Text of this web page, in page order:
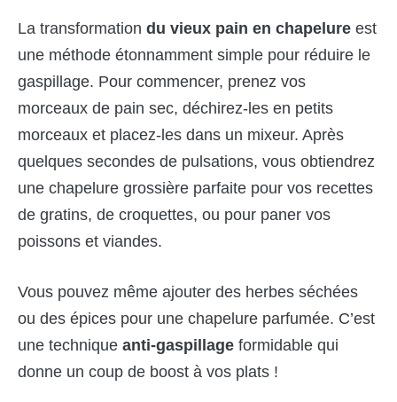
La transformation du vieux pain en chapelure est
une méthode étonnamment simple pour réduire le
gaspillage. Pour commencer, prenez vos
morceaux de pain sec, déchirez-les en petits
morceaux et placez-les dans un mixeur. Après
quelques secondes de pulsations, vous obtiendrez
une chapelure grossière parfaite pour vos recettes
de gratins, de croquettes, ou pour paner vos
poissons et viandes.
Vous pouvez même ajouter des herbes séchées
ou des épices pour une chapelure parfumée. C’est
une technique anti-gaspillage formidable qui
donne un coup de boost à vos plats !